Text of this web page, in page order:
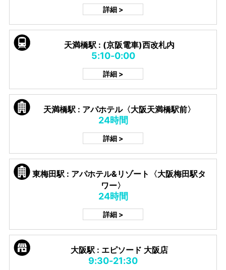
詳細 >
天満橋駅 : (京阪電車)西改札内
5:10-0:00
詳細 >
天満橋駅 : アパホテル〈大阪天満橋駅前〉
24時間
詳細 >
東梅田駅 : アパホテル&リゾート〈大阪梅田駅タ
ワー〉
24時間
詳細 >
大阪駅 : エピソード 大阪店
9:30-21:30